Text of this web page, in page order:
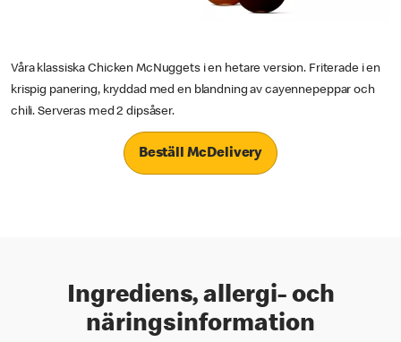
Våra klassiska Chicken McNuggets i en hetare version. Friterade i en
krispig panering, kryddad med en blandning av cayennepeppar och
chili. Serveras med 2 dipsåser.
Beställ McDelivery
Ingrediens, allergi- och
näringsinformation